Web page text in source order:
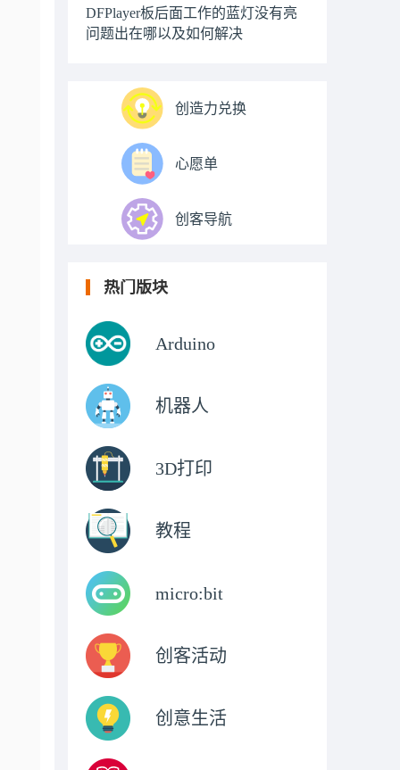
DFPlayer板后面工作的蓝灯没有亮
问题出在哪以及如何解决
创造力兑换
心愿单
创客导航
热门版块
Arduino
机器人
3D打印
教程
micro:bit
创客活动
创意生活